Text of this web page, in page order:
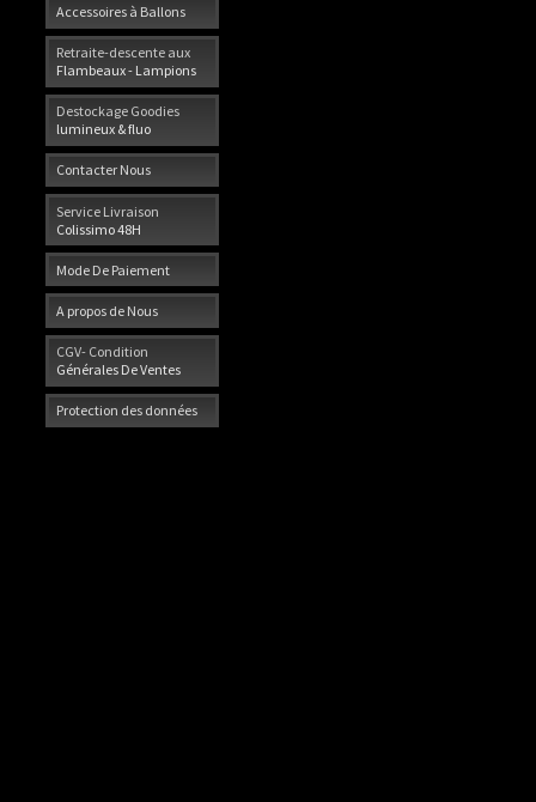
Accessoires à Ballons
Retraite-descente aux
Flambeaux - Lampions
Destockage Goodies
lumineux & fluo
Contacter Nous
Service Livraison
Colissimo 48H
Mode De Paiement
A propos de Nous
CGV- Condition
Générales De Ventes
Protection des données